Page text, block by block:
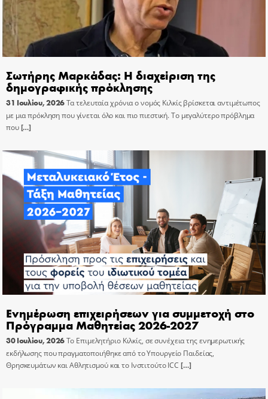
Σωτήρης Μαρκάδας: Η διαχείριση της
δημογραφικής πρόκλησης
31 Ιουλίου, 2026Τα τελευταία χρόνια ο νομός Κιλκίς βρίσκεται αντιμέτωπος
με μια πρόκληση που γίνεται όλο και πιο πιεστική. Το μεγαλύτερο πρόβλημα
που[…]
Ενημέρωση επιχειρήσεων για συμμετοχή στο
Πρόγραμμα Μαθητείας 2026-2027
30 Ιουλίου, 2026Το Επιμελητήριο Κιλκίς, σε συνέχεια της ενημερωτικής
εκδήλωσης που πραγματοποιήθηκε από το Υπουργείο Παιδείας,
Θρησκευμάτων και Αθλητισμού και το Ινστιτούτο ICC […]